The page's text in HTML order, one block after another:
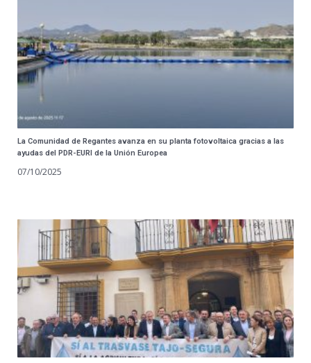
La Comunidad de Regantes avanza en su planta fotovoltaica gracias a las
ayudas del PDR-EURI de la Unión Europea
07/10/2025